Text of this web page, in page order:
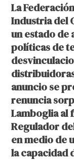
La
Industria del
un estado de
políticas de
anuncio se
renuncia
Lamboglia al
Regulador
en medio de
la capacidad